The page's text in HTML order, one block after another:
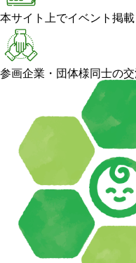
本サイト上でイベント掲
参画企業・団体様同士の